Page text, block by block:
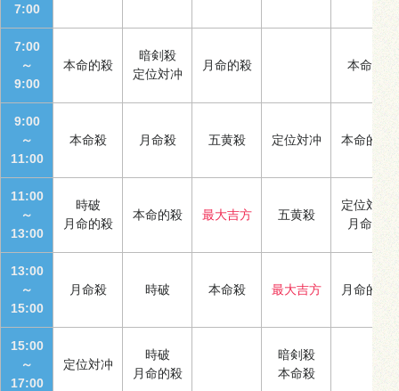
7:00
7:00
～
9:00
本命的殺
暗剣殺
定位対冲
月命的殺 本命殺
9:00
～
11:00
本命殺 月命殺 五黄殺 定位対冲 本命的殺
11:00
～
13:00
時破
月命的殺
本命的殺 最大吉方 五黄殺
定位対冲
月命殺
13:00
～
15:00
月命殺 時破 本命殺 最大吉方 月命的殺
15:00
～
17:00
定位対冲
時破
月命的殺
暗剣殺
本命殺